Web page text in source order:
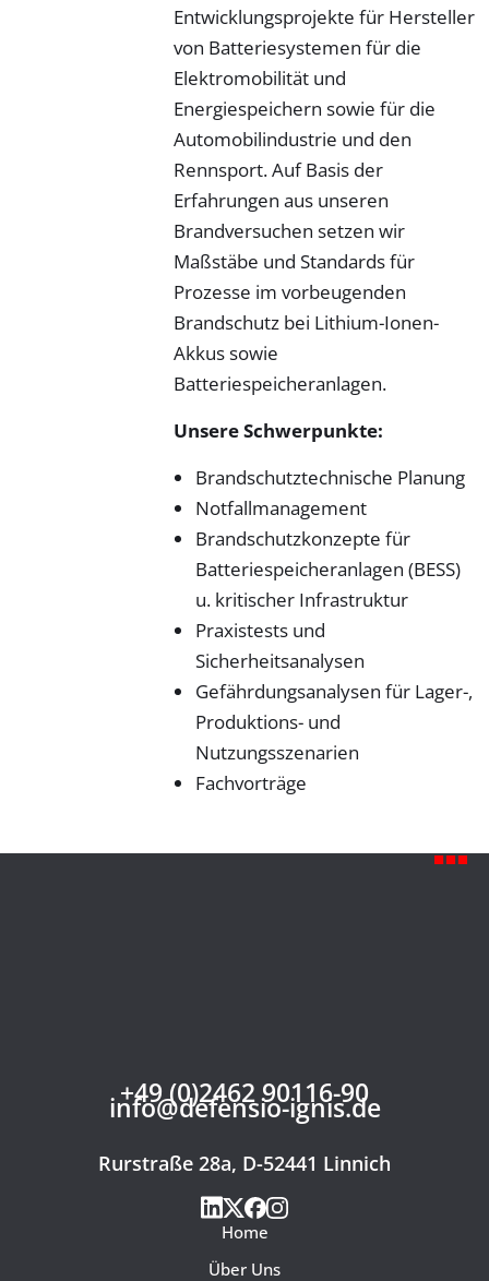
Entwicklungsprojekte für Hersteller
von Batteriesystemen für die
Elektromobilität und
Energiespeichern sowie für die
Automobilindustrie und den
Rennsport. Auf Basis der
Erfahrungen aus unseren
Brandversuchen setzen wir
Maßstäbe und Standards für
Prozesse im vorbeugenden
Brandschutz bei Lithium-Ionen-
Akkus sowie
Batteriespeicheranlagen.
Unsere Schwerpunkte:
Brandschutztechnische Planung
Notfallmanagement
Brandschutzkonzepte für
Batteriespeicheranlagen (BESS)
u. kritischer Infrastruktur
Praxistests und
Sicherheitsanalysen
Gefährdungsanalysen für Lager-,
Produktions- und
Nutzungsszenarien
Fachvorträge
+49 (0)2462 90116-90
info@defensio-ignis.de
Rurstraße 28a, D-52441 Linnich
Home
Über Uns